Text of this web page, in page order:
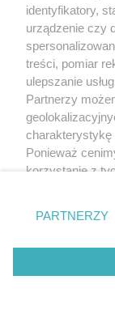
identyfikatory,
urządzenie czy
treści, pomiar
ulepszanie
Partnerzy
charakterystykę
Ponieważ
korzystanie z
zmienić/
znajdujący się
rodzaje
użytkownika,
przetwarzaniu.
PARTNERZY